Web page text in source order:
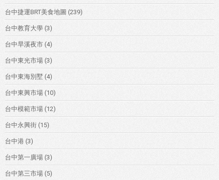
台中捷運BRT美食地圖 (239)
台中教育大學 (3)
台中旱溪夜市 (4)
台中東光市場 (3)
台中東海別墅 (4)
台中東興市場 (10)
台中模範市場 (12)
台中永興街 (15)
台中港 (3)
台中第一廣場 (3)
台中第三市場 (5)